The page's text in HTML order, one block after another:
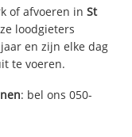
of afvoeren inSt
loodgieters
en zijn elke dag
te voeren.
: bel ons 050-